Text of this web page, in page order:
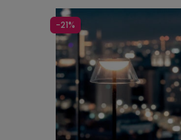
-21%